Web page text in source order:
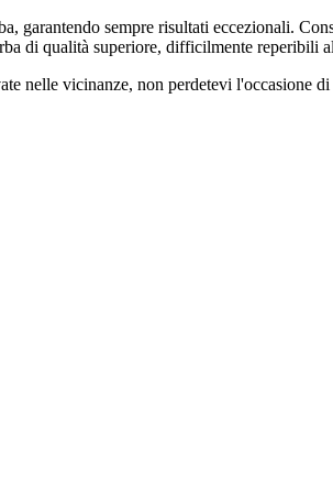
sempre risultati eccezionali.
di qualità superiore, difficilmente reperibili
nelle vicinanze, non perdetevi l'occasione